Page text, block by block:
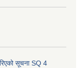
सूचना SQ 4